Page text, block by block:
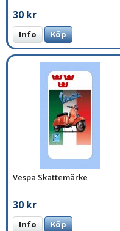
30 kr
Info Köp
Vespa Skattemärke
30 kr
Info Köp